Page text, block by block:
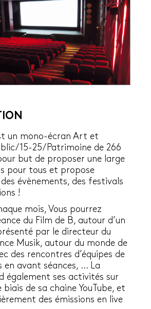
un mono-écran Art et
15-25/Patrimoine de 266
but de proposer une large
pour tous et propose
évènements, des festivals
!
mois, Vous pourrez
du Film de B, autour d’un
par le directeur du
Musik, autour du monde de
des rencontres d’équipes de
en avant séances, … La
également ses activités sur
de sa chaine YouTube, et
des émissions en live